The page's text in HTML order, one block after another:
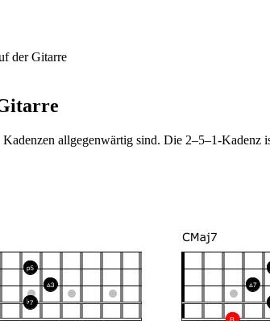
der Gitarre
Kadenzen allgegenwärtig sind. Die 2–5–1-